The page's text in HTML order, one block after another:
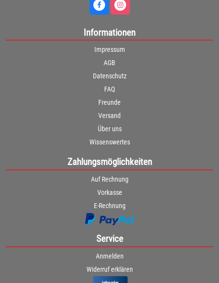
Informationen
Impressum
AGB
Datenschutz
FAQ
Freunde
Versand
Über uns
Wissenswertes
Zahlungsmöglichkeiten
Auf Rechnung
Vorkasse
E-Rechnung
Service
Anmelden
Widerruf erklären